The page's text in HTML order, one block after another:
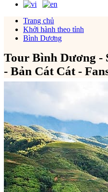
Trang chủ
Khởi hành theo tỉnh
Bình Dương
Tour Bình Dương -
- Bản Cát Cát -